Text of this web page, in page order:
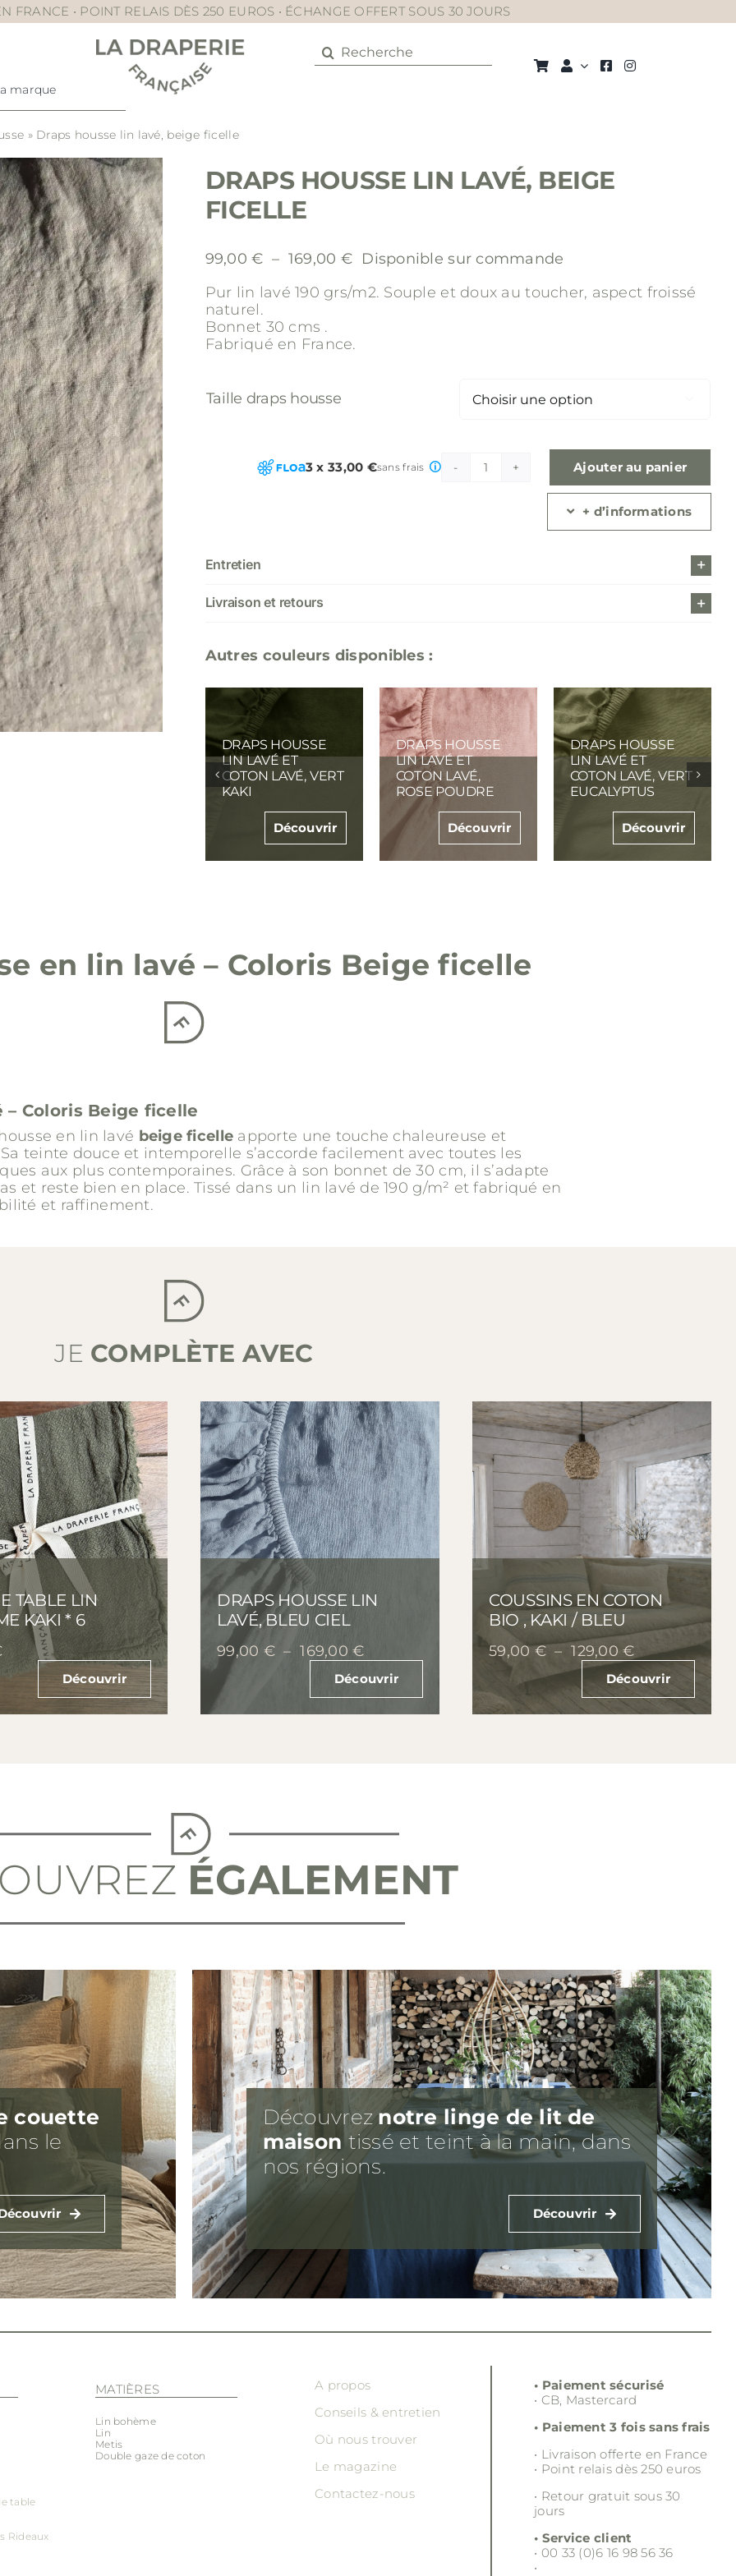
FRANCE • POINT RELAIS DÈS 250 EUROS • ÉCHANGE OFFERT SOUS 30 JOURS
marque
Rechercher:
» Draps housse lin lavé, beige ficelle
DRAPS HOUSSE LIN LAVÉ, BEIGE
FICELLE
99,00€ – 169,00 €Plage
prix :
169,00 €
Disponible sur commande
Pur lin lavé 190 grs/m2. Souple et doux au toucher, aspect froissé
naturel.
Bonnet 30 cms .
Fabriqué en France.
Taille draps housse
3 x 33,00 €sans frais
quantité
Ajouter au panier
+ d’informations
Entretien
Livraison et retours
Autres couleurs disponibles :
DRAPS HOUSSE
LIN LAVÉ ET
COTON LAVÉ,
BEIGE FICELLE
Découvrir
DRAPS HOUSSE
LIN LAVÉ ET
COTON LAVÉ, BLEU
CÉLADON
Découvrir
DRAPS HOUSSE
LIN LAVÉ ET
COTON LAVÉ,
BLANC CRAIE
Découvrir
en lin lavé – Coloris Beige ficelle
– Coloris Beige ficelle
en lin lavé beige ficelle apporte une touche chaleureuse et
teinte douce et intemporelle s’accorde facilement avec toutes les
aux plus contemporaines. Grâce à son bonnet de 30 cm, il s’adapte
et reste bien en place. Tissé dans un lin lavé de 190 g/m² et fabriqué en
et raffinement.
JE COMPLÈTE AVEC
TABLE LIN
KAKI * 6
Découvrir
DRAPS HOUSSE LIN
LAVÉ, BLEU CIEL
99,00 € – 169,00€Plage
prix :
Découvrir
COUSSINS EN COTON
BIO , KAKI / BLEU
59,00€ – 129,00€Plage
prix :
59,00 €
Découvrir
ÉGALEMENT
couette
le
Découvreznotre linge de lit de
maisontissé et teint à la main, dans
nos régions.
Découvrir
table
Rideaux
MATIÈRES
Lin bohème
Lin
Metis
Double gaze de coton
A propos
Conseils & entretien
Où nous trouver
Le magazine
Contactez-nous
• Paiement sécurisé
• CB, Mastercard
• Paiement 3 fois sans frais
• Livraison offerte en France
• Point relais dès 250 euros
• Retour gratuit sous 30
jours
• Service client
• 00 33 (0)6 16 98 56 36
•